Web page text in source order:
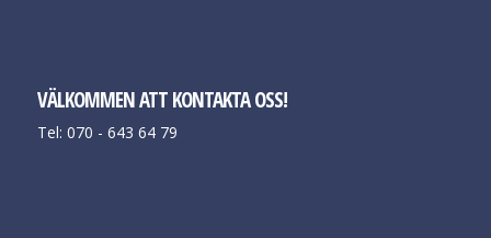
VÄLKOMMEN ATT KONTAKTA OSS!
Tel: 070 - 643 64 79